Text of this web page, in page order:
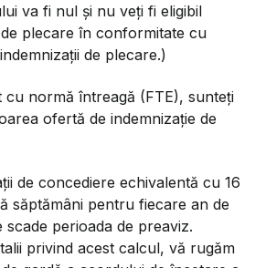
va fi nul și nu veți fi eligibil
plecare în conformitate cu
de plecare.)
cu normă întreagă (FTE), sunteți
ofertă de indemnizație de
de concediere echivalentă cu 16
săptămâni pentru fiecare an de
perioada de preaviz.
privind acest calcul, vă rugăm